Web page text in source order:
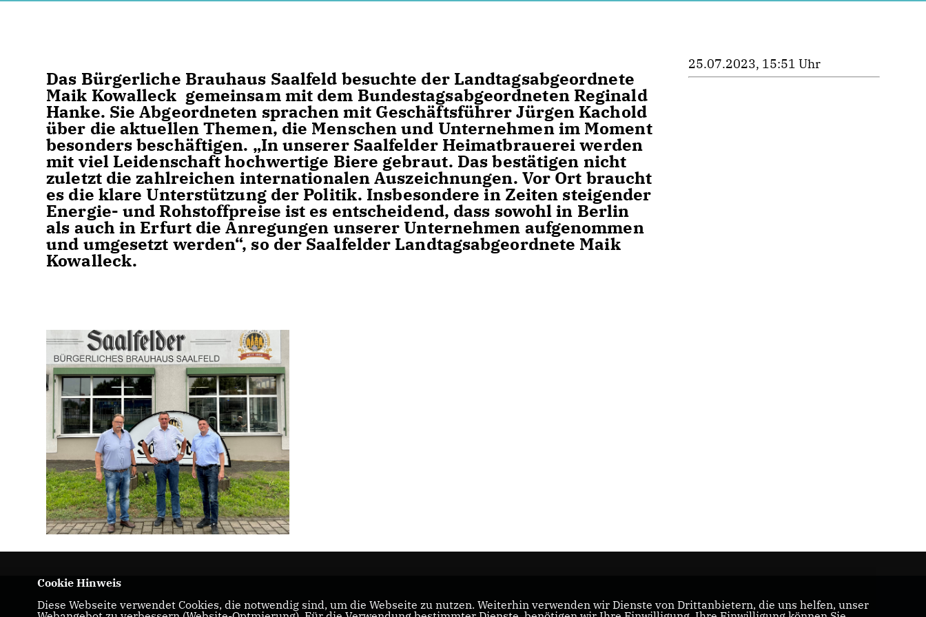
Das Bürgerliche Brauhaus Saalfeld besuchte der Landtagsabgeordnete
Maik Kowalleck gemeinsam mit dem Bundestagsabgeordneten Reginald
Hanke. Sie Abgeordneten sprachen mit Geschäftsführer Jürgen Kachold
über die aktuellen Themen, die Menschen und Unternehmen im Moment
besonders beschäftigen. „In unserer Saalfelder Heimatbrauerei werden
mit viel Leidenschaft hochwertige Biere gebraut. Das bestätigen nicht
zuletzt die zahlreichen internationalen Auszeichnungen. Vor Ort braucht
es die klare Unterstützung der Politik. Insbesondere in Zeiten steigender
Energie- und Rohstoffpreise ist es entscheidend, dass sowohl in Berlin
als auch in Erfurt die Anregungen unserer Unternehmen aufgenommen
und umgesetzt werden“, so der Saalfelder Landtagsabgeordnete Maik
Kowalleck.
25.07.2023, 15:51 Uhr
Maik Kowalleck - Mitglied des Thüringer
Cookie Hinweis
Diese Webseite verwendet Cookies, die notwendig sind, um die Webseite zu nutzen. Weiterhin verwenden wir Dienste von Drittanbietern, die uns helfen, unser